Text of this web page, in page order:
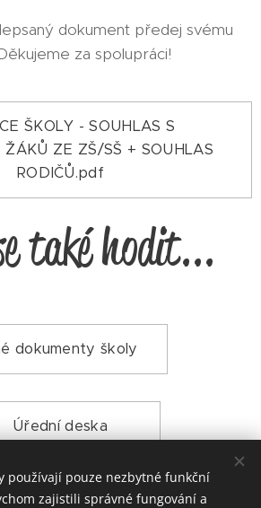
dokument předej svému
za spolupráci!
ŠKOLY - SOUHLAS S
ZE ZŠ/SŠ + SOUHLAS
RODIČŮ.pdf
také hodit...
dokumenty školy
Úřední deska
používají pouze nezbytné funkční
zajistili správné fungování a